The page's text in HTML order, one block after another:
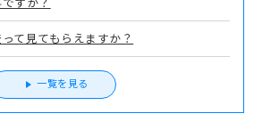
て見てもらえますか？
一覧を見る